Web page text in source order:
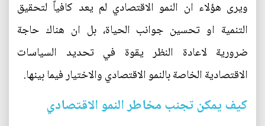
ويرى هؤلاء ان النمو الاقتصادي لم يعد كافياً لتحقيق
التنمية او تحسين جوانب الحياة، بل ان هناك حاجة
ضرورية لاعادة النظر يقوة في تحديد السياسات
الاقتصادية الخاصة بالنمو الاقتصادي والاختيار فيما بينها.
كيف يمكن تجنب مخاطر النمو الاقتصادي